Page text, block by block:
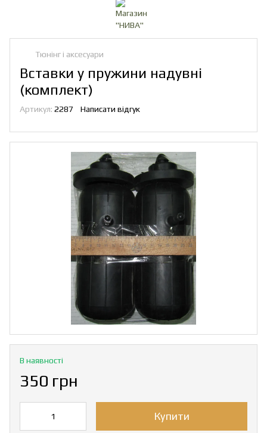
Тюнінг і аксесуари
Вставки у пружини надувні
(комплект)
Артикул: 2287 Написати відгук
В наявності
350 грн
Купити